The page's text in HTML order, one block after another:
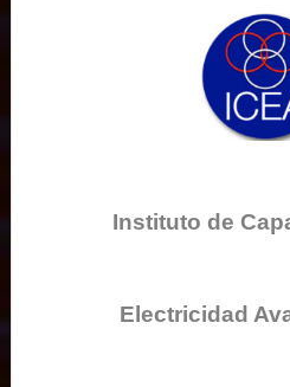
Instituto de
Electricidad